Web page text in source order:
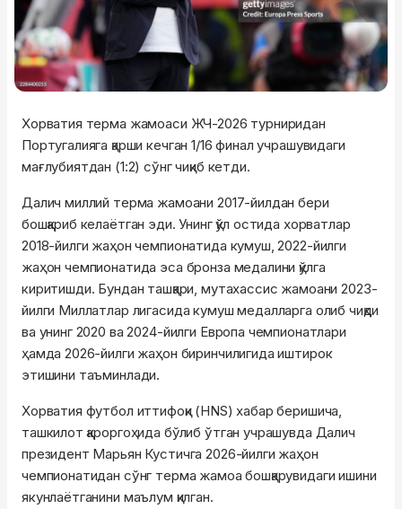
Хорватия терма жамоаси ЖЧ-2026 турниридан
Португалияга қарши кечган 1/16 финал учрашувидаги
мағлубиятдан (1:2) сўнг чиқиб кетди.
Далич миллий терма жамоани 2017-йилдан бери
бошқариб келаётган эди. Унинг қўл остида хорватлар
2018-йилги жаҳон чемпионатида кумуш, 2022-йилги
жаҳон чемпионатида эса бронза медалини қўлга
киритишди. Бундан ташқари, мутахассис жамоани 2023-
йилги Миллатлар лигасида кумуш медалларга олиб чиқди
ва унинг 2020 ва 2024-йилги Европа чемпионатлари
ҳамда 2026-йилги жаҳон биринчилигида иштирок
этишини таъминлади.
Хорватия футбол иттифоқи (HNS) хабар беришича,
ташкилот қароргоҳида бўлиб ўтган учрашувда Далич
президент Марьян Кустичга 2026-йилги жаҳон
чемпионатидан сўнг терма жамоа бошқарувидаги ишини
якунлаётганини маълум қилган.